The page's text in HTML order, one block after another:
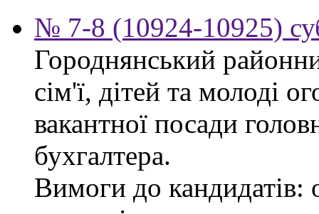
№ 7-8 (10924-10925)
Городнянський
сім'ї, дітей та молоді
вакантної посади
бухгалтера.
Вимоги до кандидатів: